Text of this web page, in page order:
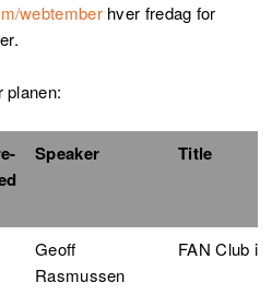
webtemberhver fredag for
planen:
Speaker Title
Geoff
Rasmussen
FAN Club